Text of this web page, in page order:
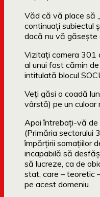
Văd că vă place să
continuaţi subiectul
dacă nu vă găseşte
Vizitaţi camera 301
al unui fost cămin
intitulată blocul
Veţi găsi o coadă
vârstă) pe un culoar
Apoi întrebaţi-vă de
(Primăria sectorului
împărţirii somaţiilor
incapabilă să
să lucreze, ca de
stat, care – teoretic
pe acest domeniu.